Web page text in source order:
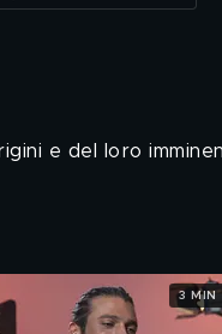
e del loro
3 MIN